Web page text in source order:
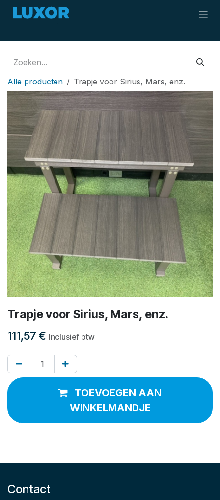
Overslaan naar inhoud
Alle producten Trapje voor Sirius, Mars, enz.
Trapje voor Sirius, Mars, enz.
111,57 € Inclusief btw
TOEVOEGEN AAN
WINKELMANDJE
Contact